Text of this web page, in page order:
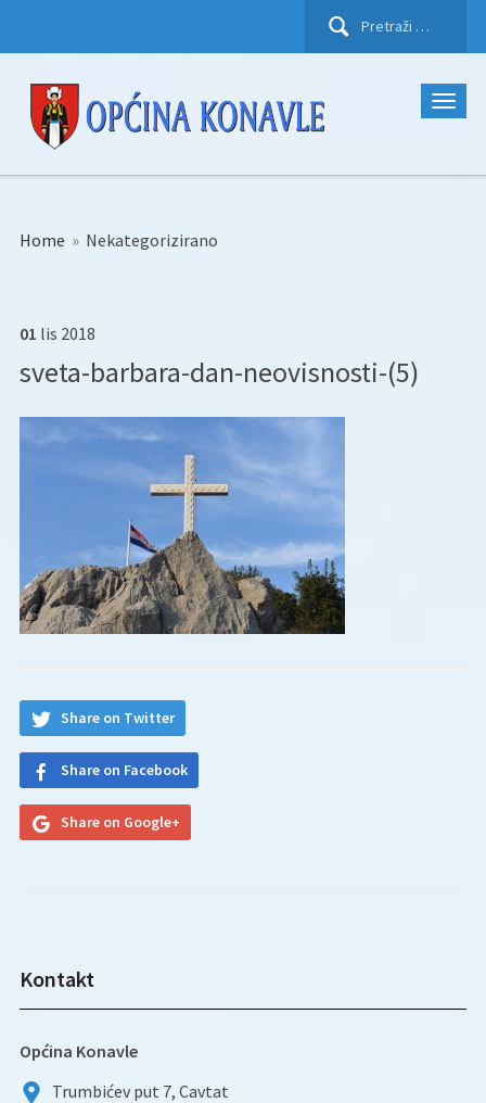
Pretraži:
Home » Nekategorizirano
01 lis 2018
sveta-barbara-dan-neovisnosti-(5)
Share on Twitter
Share on Facebook
Share on Google+
Kontakt
Općina Konavle
Trumbićev put 7, Cavtat